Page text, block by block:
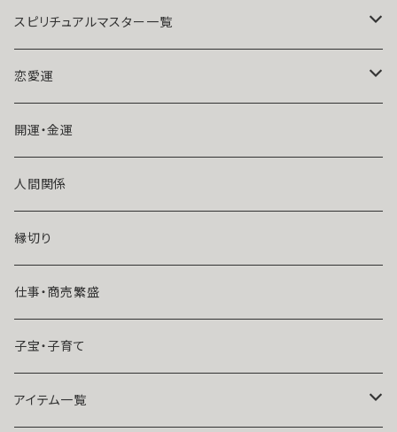
スピリチュアルマスター一覧
魔術師アリエル
悪魔術師べリアル
風水師さくら
魔術師恋雪
魔術師N.Kelly
魔術師Sara Serendipity
祈祷師澪央
恋愛運
片思い
ライバルの居る恋（略奪したい）
年齢差のある恋（年上・年下）
マンネリ気味の恋
遠距離
復縁したい・取り戻したい愛情
開運・金運
人間関係
縁切り
仕事・商売繁盛
子宝・子育て
アイテム一覧